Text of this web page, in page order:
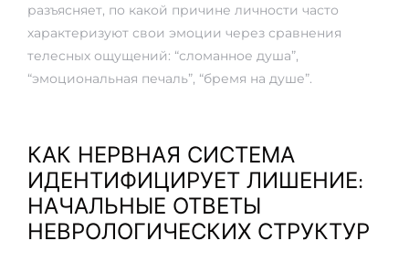
разъясняет, по какой причине личности часто
характеризуют свои эмоции через сравнения
телесных ощущений: “сломанное душа”,
“эмоциональная печаль”, “бремя на душе”.
КАК НЕРВНАЯ СИСТЕМА
ИДЕНТИФИЦИРУЕТ ЛИШЕНИЕ:
НАЧАЛЬНЫЕ ОТВЕТЫ
НЕВРОЛОГИЧЕСКИХ СТРУКТУР